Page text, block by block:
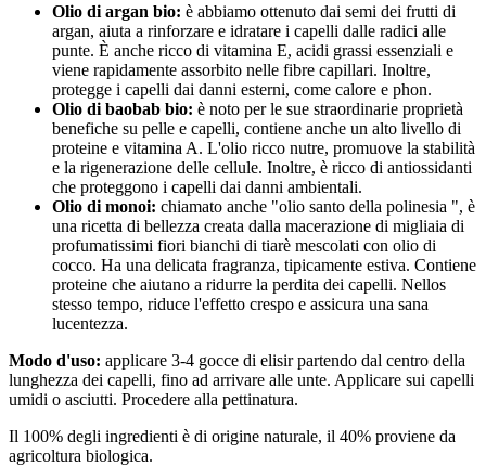
Olio di argan bio: è abbiamo ottenuto dai semi dei frutti di
argan, aiuta a rinforzare e idratare i capelli dalle radici alle
punte. È anche ricco di vitamina E, acidi grassi essenziali e
viene rapidamente assorbito nelle fibre capillari. Inoltre,
protegge i capelli dai danni esterni, come calore e phon.
Olio di baobab bio: è noto per le sue straordinarie proprietà
benefiche su pelle e capelli, contiene anche un alto livello di
proteine ​​e vitamina A. L'olio ricco nutre, promuove la stabilità
e la rigenerazione delle cellule. Inoltre, è ricco di antiossidanti
che proteggono i capelli dai danni ambientali.
Olio di monoi: chiamato anche "olio santo della polinesia ", è
una ricetta di bellezza creata dalla macerazione di migliaia di
profumatissimi fiori bianchi di tiarè mescolati con olio di
cocco. Ha una delicata fragranza, tipicamente estiva. Contiene
proteine che aiutano a ridurre la perdita dei capelli. Nellos
stesso tempo, riduce l'effetto crespo e assicura una sana
lucentezza.
Modo d'uso: applicare 3-4 gocce di elisir partendo dal centro della
lunghezza dei capelli, fino ad arrivare alle unte. Applicare sui capelli
umidi o asciutti. Procedere alla pettinatura.
Il 100% degli ingredienti è di origine naturale, il 40% proviene da
agricoltura biologica.